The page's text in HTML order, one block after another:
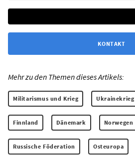
KONTAKT
Mehr zu den Themen dieses Artikels:
Militarismus und Krieg Ukrainekrieg
Finnland Dänemark Norwegen
Russische Föderation Osteuropa